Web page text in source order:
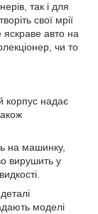
так і для
свої мрії
яскраве авто на
чи то
корпус надає
на машинку,
вирушить у
моделі